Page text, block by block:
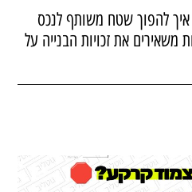
להפוך שטח משותף לנכס
משאירים את זכויות הבנייה על